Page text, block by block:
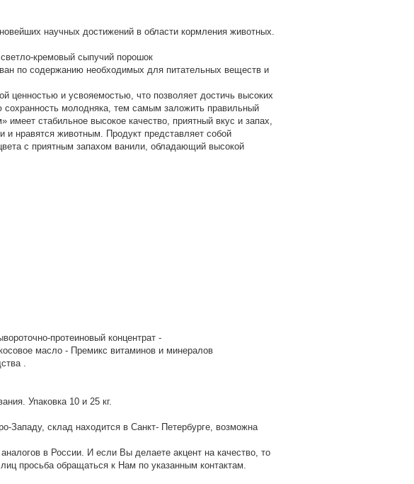
научных достижений в области кормления животных.
кремовый сыпучий порошок
по содержанию необходимых для питательных веществ и
ценностью и усвояемостью, что позволяет достичь высоких
молодняка, тем самым заложить правильный
стабильное высокое качество, приятный вкус и запах,
и нравятся животным. Продукт представляет собой
с приятным запахом ванили, обладающий высокой
протеиновый концентрат -
масло - Премикс витаминов и минералов
.
Упаковка 10 и 25 кг.
Западу, склад находится в Санкт- Петербурге, возможна
в России. И если Вы делаете акцент на качество, то
просьба обращаться к Нам по указанным контактам.